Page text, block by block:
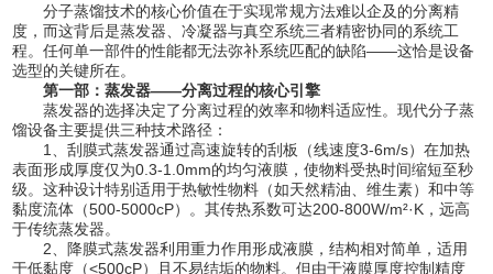
分子蒸馏技术的核心价值在于实现常规方法难以企及的分离精
度，而这背后是蒸发器、冷凝器与真空系统三者精密协同的系统工
程。任何单一部件的性能都无法弥补系统匹配的缺陷——这恰是设备
选型的关键所在。
第一部：蒸发器——分离过程的核心引擎
蒸发器的选择决定了分离过程的效率和物料适应性。现代分子蒸
馏设备主要提供三种技术路径：
1、刮膜式蒸发器通过高速旋转的刮板（线速度3-6m/s）在加热
表面形成厚度仅为0.3-1.0mm的均匀液膜，使物料受热时间缩短至秒
级。这种设计特别适用于热敏性物料（如天然精油、维生素）和中等
黏度流体（500-5000cP）。其传热系数可达200-800W/m²·K，远高
于传统蒸发器。
2、降膜式蒸发器利用重力作用形成液膜，结构相对简单，适用
于低黏度（<500cP）且不易结垢的物料。但由于液膜厚度控制精度